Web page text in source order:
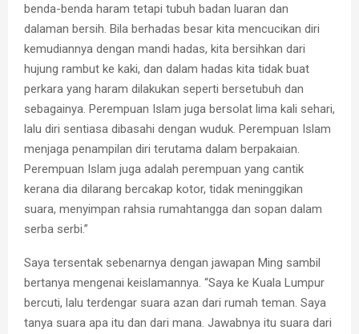
benda-benda haram tetapi tubuh badan luaran dan
dalaman bersih. Bila berhadas besar kita mencucikan diri
kemudiannya dengan mandi hadas, kita bersihkan dari
hujung rambut ke kaki, dan dalam hadas kita tidak buat
perkara yang haram dilakukan seperti bersetubuh dan
sebagainya. Perempuan Islam juga bersolat lima kali sehari,
lalu diri sentiasa dibasahi dengan wuduk. Perempuan Islam
menjaga penampilan diri terutama dalam berpakaian.
Perempuan Islam juga adalah perempuan yang cantik
kerana dia dilarang bercakap kotor, tidak meninggikan
suara, menyimpan rahsia rumahtangga dan sopan dalam
serba serbi.”
Saya tersentak sebenarnya dengan jawapan Ming sambil
bertanya mengenai keislamannya. “Saya ke Kuala Lumpur
bercuti, lalu terdengar suara azan dari rumah teman. Saya
tanya suara apa itu dan dari mana. Jawabnya itu suara dari